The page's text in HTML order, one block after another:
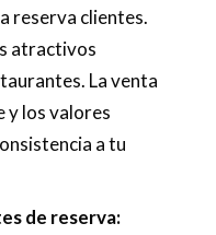
reserva clientes.
atractivos
La venta
y los valores
a tu
de reserva: